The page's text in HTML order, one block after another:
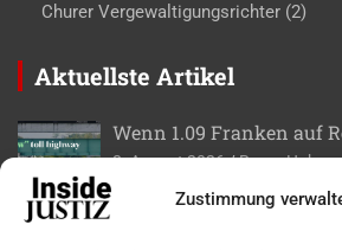
Zustimmung
Churer Vergewaltigungsrichter (2)
Aktuellste Artikel
Wenn 1.09 Franken auf
8. August 2026 Roger Huber